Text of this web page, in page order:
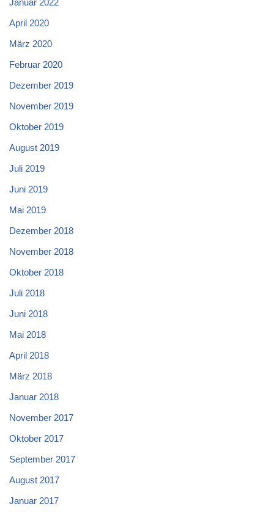
Januar 2022
April 2020
März 2020
Februar 2020
Dezember 2019
November 2019
Oktober 2019
August 2019
Juli 2019
Juni 2019
Mai 2019
Dezember 2018
November 2018
Oktober 2018
Juli 2018
Juni 2018
Mai 2018
April 2018
März 2018
Januar 2018
November 2017
Oktober 2017
September 2017
August 2017
Januar 2017